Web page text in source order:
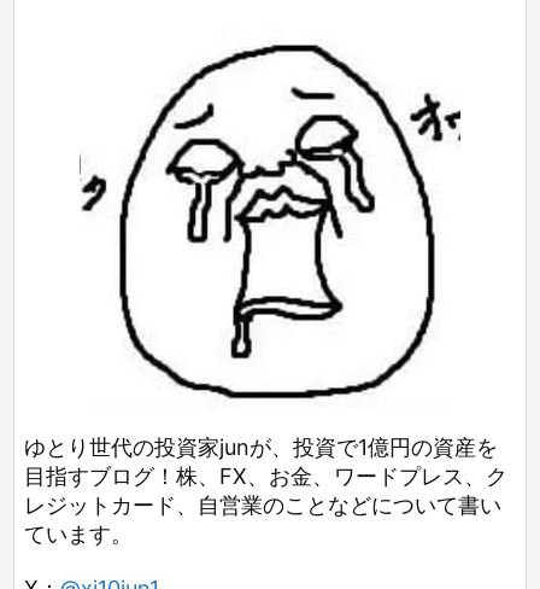
ゆとり世代の投資家junが、投資で1億円の資産を
目指すブログ！株、FX、お金、ワードプレス、ク
レジットカード、自営業のことなどについて書い
ています。